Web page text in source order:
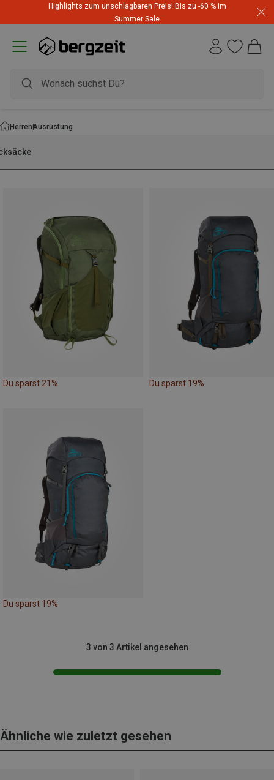
Highlights zum unschlagbaren Preis! Bis zu -60 % im
Summer Sale
HerrenAusrüstung
Du sparst 21% Du sparst 19%
Du sparst 19%
3 von 3 Artikel angesehen
Ähnliche wie zuletzt gesehen